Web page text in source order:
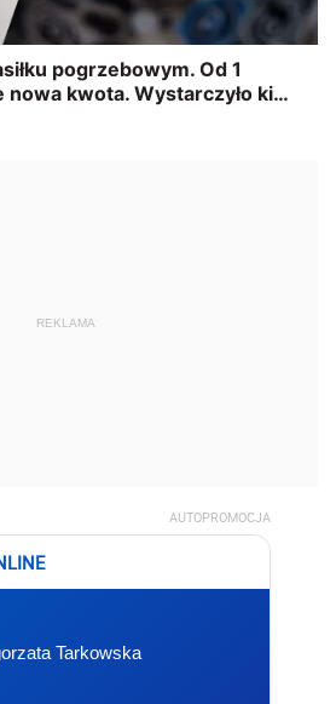
REKLAMA
AUTOPROMOCJA
Tarkowska